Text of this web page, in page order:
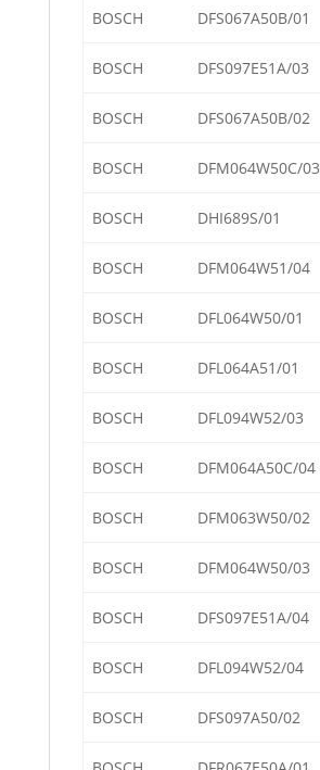
BOSCH DFS067A50B/01
BOSCH DFS097E51A/03
BOSCH DFS067A50B/02
BOSCH DFM064W50C/03
BOSCH DHI689S/01
BOSCH DFM064W51/04
BOSCH DFL064W50/01
BOSCH DFL064A51/01
BOSCH DFL094W52/03
BOSCH DFM064A50C/04
BOSCH DFM063W50/02
BOSCH DFM064W50/03
BOSCH DFS097E51A/04
BOSCH DFL094W52/04
BOSCH DFS097A50/02